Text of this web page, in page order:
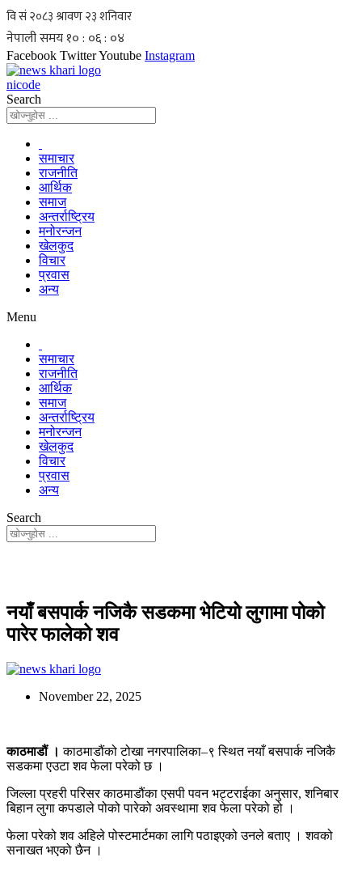
Skip
content
Facebook TwitterYoutube Instagram
nicode
Search
समाचार
राजनीति
आर्थिक
समाज
अन्तर्राष्ट्रिय
मनोरन्जन
खेलकुद
विचार
प्रवास
अन्य
Menu
समाचार
राजनीति
आर्थिक
समाज
अन्तर्राष्ट्रिय
मनोरन्जन
खेलकुद
विचार
प्रवास
अन्य
Search
नयाँ बसपार्क नजिकै सडकमा भेटियो लुगामा पोको
पारेर फालेको शव
November 22, 2025
काठमाडौं । काठमाडौंको टोखा नगरपालिका–९ स्थित नयाँ बसपार्क नजिकै
सडकमा एउटा शव फेला परेको छ ।
जिल्ला प्रहरी परिसर काठमाडौंका एसपी पवन भट्टराईका अनुसार, शनिबार
बिहान लुगा कपडाले पोको पारेको अवस्थामा शव फेला परेको हो ।
फेला परेको शव अहिले पोस्टमार्टमका लागि पठाइएको उनले बताए । शवको
सनाखत भएको छैन ।